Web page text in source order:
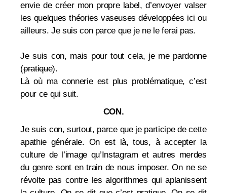
envie de créer mon propre label, d’envoyer valser
les quelques théories vaseuses développées ici ou
ailleurs. Je suis con parce que je ne le ferai pas.
Je suis con, mais pour tout cela, je me pardonne
(pratique).
Là où ma connerie est plus problématique, c’est
pour ce qui suit.
CON.
Je suis con, surtout, parce que je participe de cette
apathie générale. On est là, tous, à accepter la
culture de l’image qu’Instagram et autres merdes
du genre sont en train de nous imposer. On ne se
révolte pas contre les algorithmes qui aplanissent